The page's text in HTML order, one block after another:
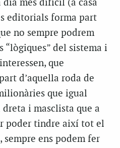
dia més difícil (a casa
editorials forma part
no sempre podrem
“lògiques” del sistema i
que
d’aquella roda de
que igual
i masclista que a
poder tindre així tot el
ens podem fer